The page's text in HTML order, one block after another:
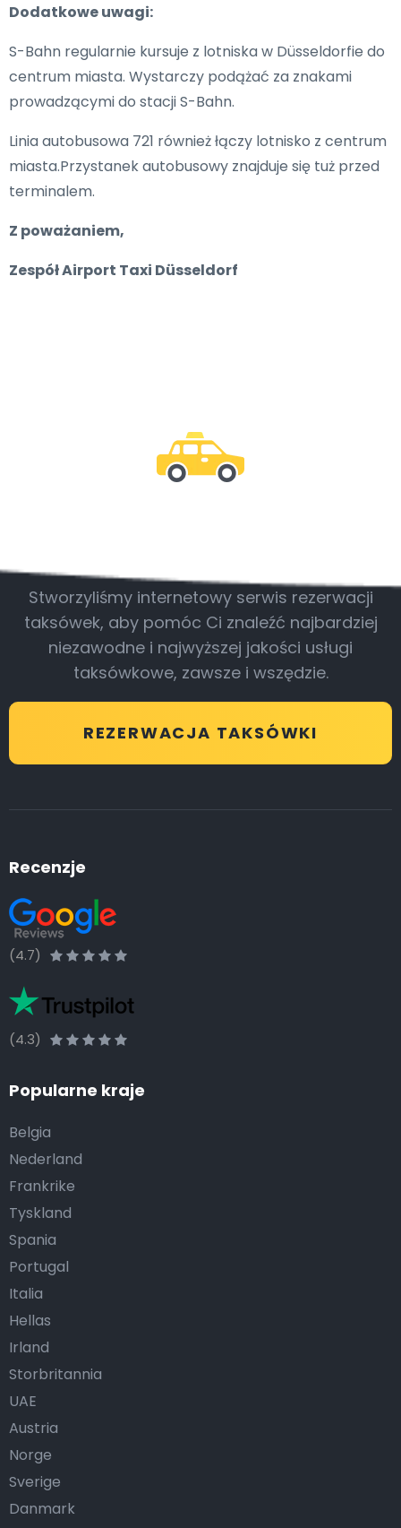
Dodatkowe uwagi:
S-Bahn regularnie kursuje z lotniska w Düsseldorfie do
centrum miasta. Wystarczy podążać za znakami
prowadzącymi do stacji S-Bahn.
Linia autobusowa 721 również łączy lotnisko z centrum
miasta.Przystanek autobusowy znajduje się tuż przed
terminalem.
Z poważaniem,
Zespół Airport Taxi Düsseldorf
Stworzyliśmy internetowy serwis rezerwacji
taksówek, aby pomóc Ci znaleźć najbardziej
niezawodne i najwyższej jakości usługi
taksówkowe, zawsze i wszędzie.
REZERWACJA TAKSÓWKI
Recenzje
(4.7)
(4.3)
Popularne kraje
Belgia
Nederland
Frankrike
Tyskland
Spania
Portugal
Italia
Hellas
Irland
Storbritannia
UAE
Austria
Norge
Sverige
Danmark